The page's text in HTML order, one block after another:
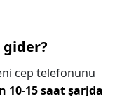
gider?
cep telefonunu
10-15 saat şarjda